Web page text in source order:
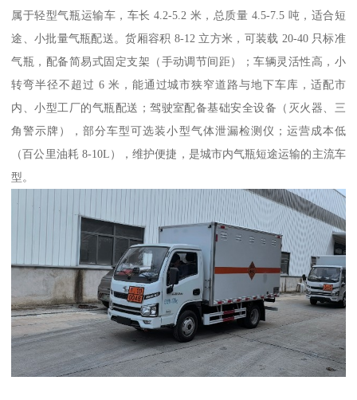
属于轻型气瓶运输车，车长 4.2-5.2 米，总质量 4.5-7.5 吨，适合短
途、小批量气瓶配送。货厢容积 8-12 立方米，可装载 20-40 只标准
气瓶，配备简易式固定支架（手动调节间距）；车辆灵活性高，小
转弯半径不超过 6 米，能通过城市狭窄道路与地下车库，适配市
内、小型工厂的气瓶配送；驾驶室配备基础安全设备（灭火器、三
角警示牌），部分车型可选装小型气体泄漏检测仪；运营成本低
（百公里油耗 8-10L），维护便捷，是城市内气瓶短途运输的主流车
型。​